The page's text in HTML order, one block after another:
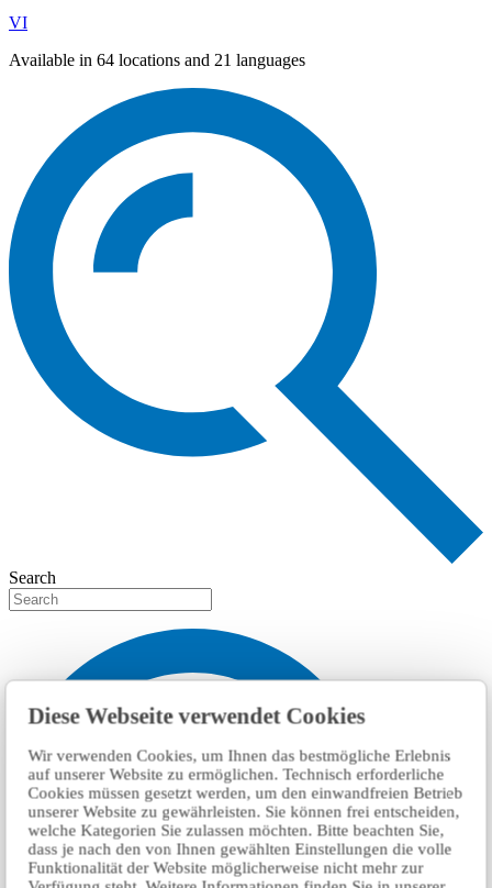
Diese Webseite verwendet Cookies
Wir verwenden Cookies, um Ihnen das bestmögliche Erlebnis
auf unserer Website zu ermöglichen. Technisch erforderliche
Cookies müssen gesetzt werden, um den einwandfreien Betrieb
unserer Website zu gewährleisten. Sie können frei entscheiden,
welche Kategorien Sie zulassen möchten. Bitte beachten Sie,
dass je nach den von Ihnen gewählten Einstellungen die volle
Funktionalität der Website möglicherweise nicht mehr zur
VI
Available in 64 locations and 21 languages
Search